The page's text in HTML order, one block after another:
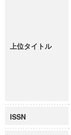
上位タイトル
ISSN